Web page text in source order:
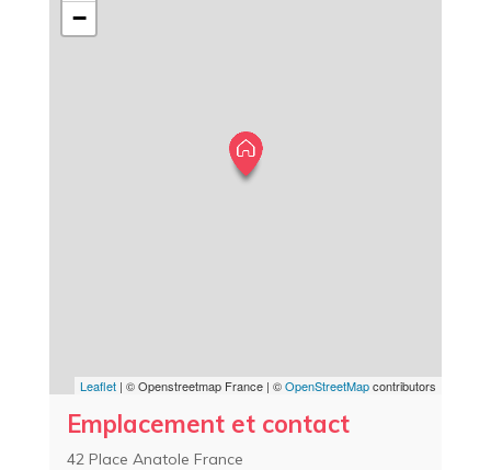
−
Leaflet | © Openstreetmap France | ©OpenStreetMapcontributors
Emplacement et contact
42 Place Anatole France